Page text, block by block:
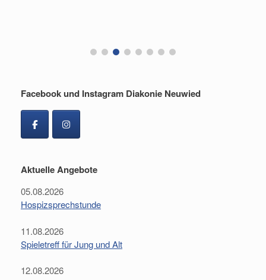
Facebook und Instagram Diakonie Neuwied
Aktuelle Angebote
05.08.2026
Hospizsprechstunde
11.08.2026
Spieletreff für Jung und Alt
12.08.2026